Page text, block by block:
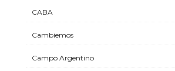
CABA
Cambiemos
Campo Argentino